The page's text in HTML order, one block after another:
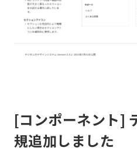
[コンポーネント]
規追加しました